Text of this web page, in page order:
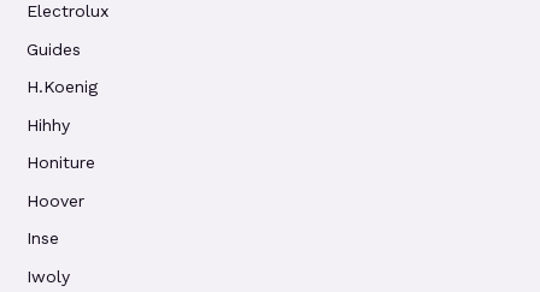
Electrolux
Guides
H.Koenig
Hihhy
Honiture
Hoover
Inse
Iwoly